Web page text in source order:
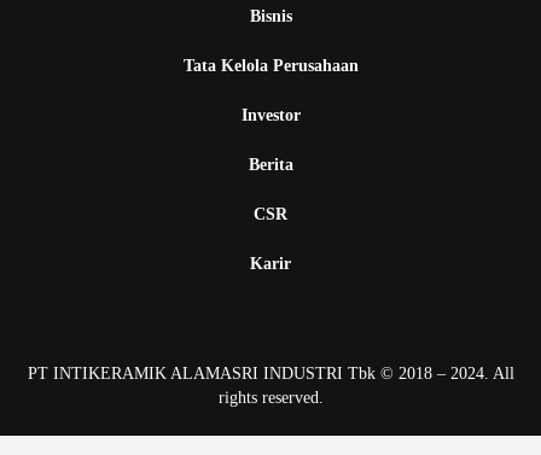
Bisnis
Tata Kelola Perusahaan
Investor
Berita
CSR
Karir
PT INTIKERAMIK ALAMASRI INDUSTRI Tbk © 2018 – 2024. All
rights reserved.